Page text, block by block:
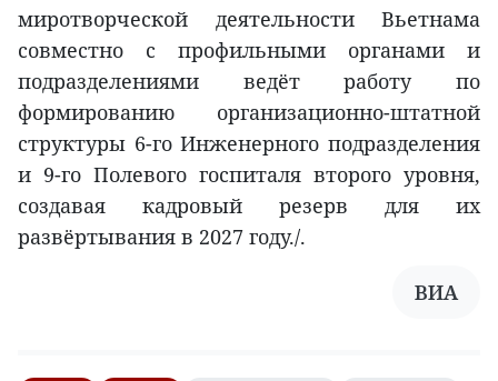
миротворческой деятельности Вьетнама
совместно с профильными органами и
подразделениями ведёт работу по
формированию организационно-штатной
структуры 6-го Инженерного подразделения
и 9-го Полевого госпиталя второго уровня,
создавая кадровый резерв для их
развёртывания в 2027 году./.
ВИА